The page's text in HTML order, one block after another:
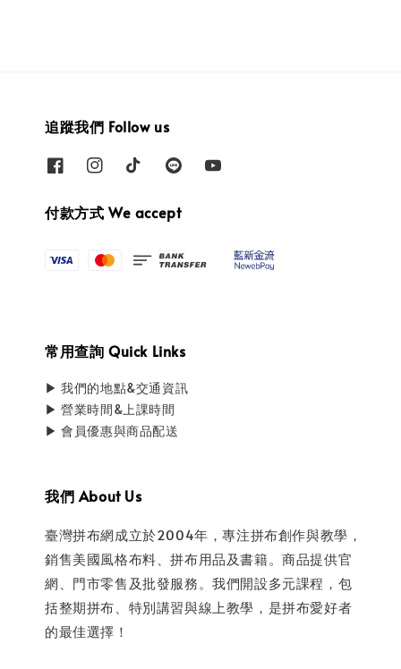
追蹤我們 Follow us
付款方式 We accept
常用查詢 Quick Links
▶ 我們的地點&交通資訊
▶ 營業時間&上課時間
▶ 會員優惠與商品配送
我們 About Us
臺灣拼布網成立於2004年，專注拼布創作與教學，
銷售美國風格布料、拼布用品及書籍。商品提供官
網、門市零售及批發服務。我們開設多元課程，包
括整期拼布、特別講習與線上教學，是拼布愛好者
的最佳選擇！